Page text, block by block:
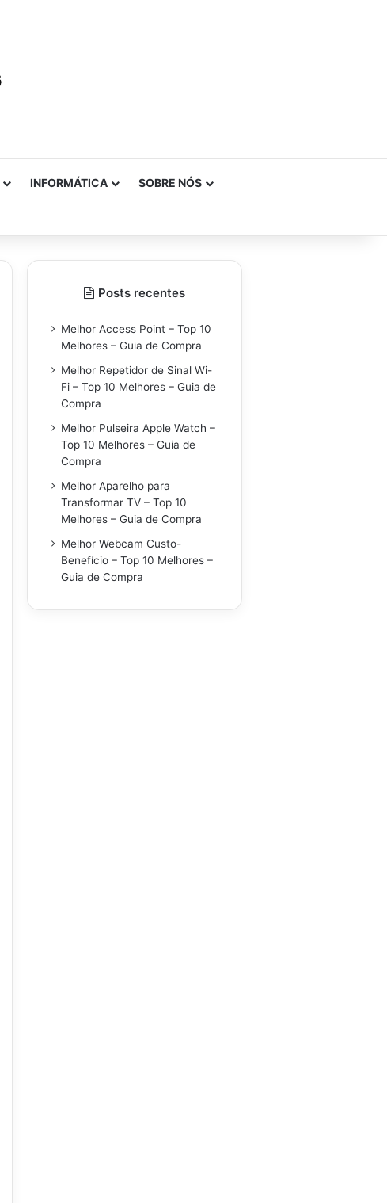
INFORMÁTICA SOBRE NÓS
Posts recentes
Melhor Access Point – Top 10
Melhores – Guia de Compra
Melhor Repetidor de Sinal Wi-
Fi – Top 10 Melhores – Guia de
Compra
Melhor Pulseira Apple Watch –
Top 10 Melhores – Guia de
Compra
Melhor Aparelho para
Transformar TV – Top 10
Melhores – Guia de Compra
Melhor Webcam Custo-
Benefício – Top 10 Melhores –
Guia de Compra